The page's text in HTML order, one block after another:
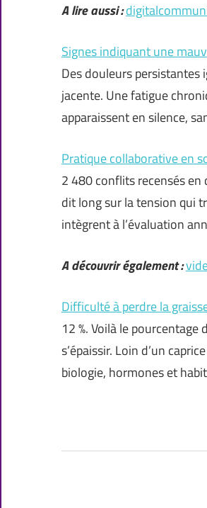
A lire aussi :
Signes indiquant une
Des douleurs persistantes
jacente. Une fatigue
apparaissent en silence,
Pratique collaborative en
2 480 conflits recensés
dit long sur la tension qui
intègrent à l’évaluation
A découvrir également :
Difficulté à perdre la
12 %. Voilà le
s’épaissir. Loin d’un
biologie, hormones et